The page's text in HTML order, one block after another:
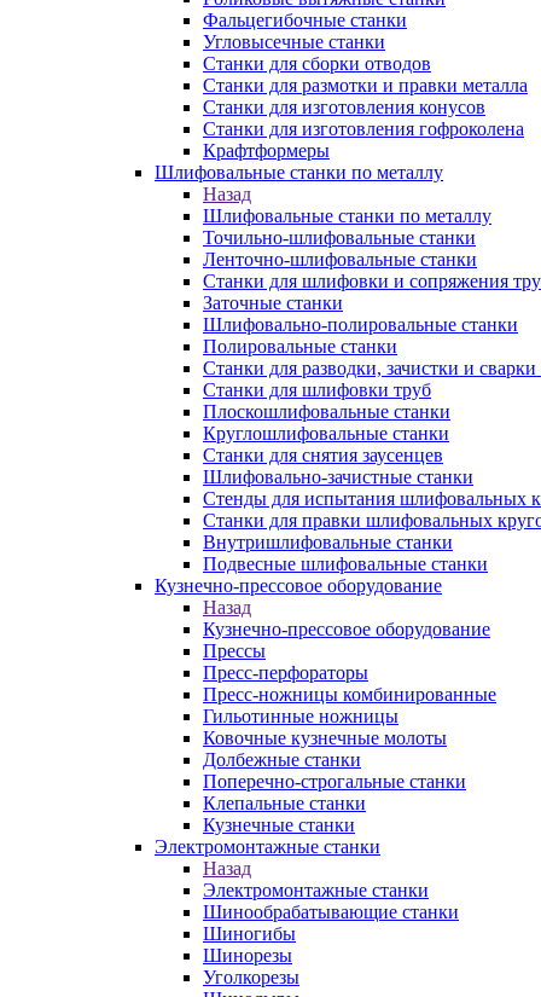
Фальцегибочные станки
Угловысечные станки
Станки для сборки отводов
Станки для размотки и правки металла
Станки для изготовления конусов
Станки для изготовления гофроколена
Крафтформеры
Шлифовальные станки по металлу
Назад
Шлифовальные станки по металлу
Точильно-шлифовальные станки
Ленточно-шлифовальные станки
Станки для шлифовки и сопряжения
Заточные станки
Шлифовально-полировальные станки
Полировальные станки
Станки для разводки, зачистки и сварки
Станки для шлифовки труб
Плоскошлифовальные станки
Круглошлифовальные станки
Станки для снятия заусенцев
Шлифовально-зачистные станки
Стенды для испытания шлифовальных
Станки для правки шлифовальных
Внутришлифовальные станки
Подвесные шлифовальные станки
Кузнечно-прессовое оборудование
Назад
Кузнечно-прессовое оборудование
Прессы
Пресс-перфораторы
Пресс-ножницы комбинированные
Гильотинные ножницы
Ковочные кузнечные молоты
Долбежные станки
Поперечно-строгальные станки
Клепальные станки
Кузнечные станки
Электромонтажные станки
Назад
Электромонтажные станки
Шинообрабатывающие станки
Шиногибы
Шинорезы
Уголкорезы